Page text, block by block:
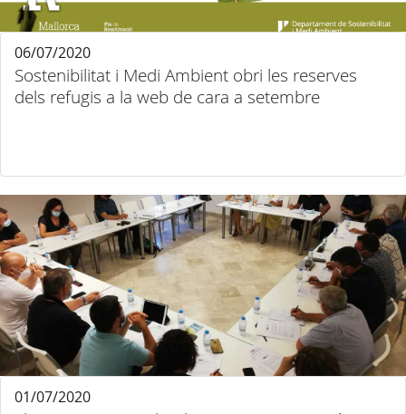
Sostenibilitat i Medi Ambient obri les reserves
dels refugis a la web de cara a setembre
06/07/2020
01/07/2020